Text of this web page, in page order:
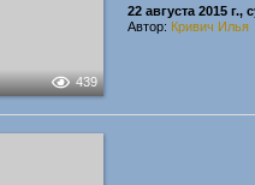
439
22 августа 2015 г.,
Автор: Кривич Илья